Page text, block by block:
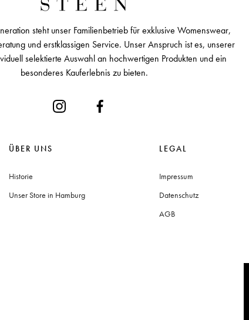
steht unser Familienbetrieb für exklusive Womenswear,
und erstklassigen Service. Unser Anspruch ist es, unserer
selektierte Auswahl an hochwertigen Produkten und ein
besonderes Kauferlebnis zu bieten.
ÜBER UNS
Historie
Unser Store in Hamburg
LEGAL
Impressum
Datenschutz
AGB